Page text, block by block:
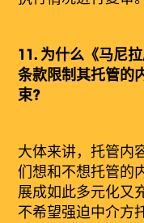
11. 为什么 《马尼
条款限制其托管的
束?
大体来讲，托管内
们想和不想托管的
展成如此多元化又
不希望强迫中介方